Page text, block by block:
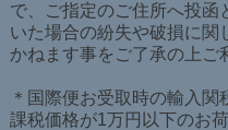
で、ご指定のご住所へ投函
いた場合の紛失や破損に関
かねます事をご了承の上ご
＊国際便お受取時の輸入関
課税価格が1万円以下のお